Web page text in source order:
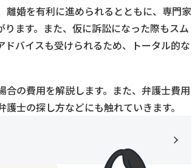
婚を有利に進められるとともに、専門家
ます。また、仮に訴訟になった際もスム
バイスも受けられるため、トータル的な
の費用を解説します。また、弁護士費用
士の探し方などにも触れていきます。